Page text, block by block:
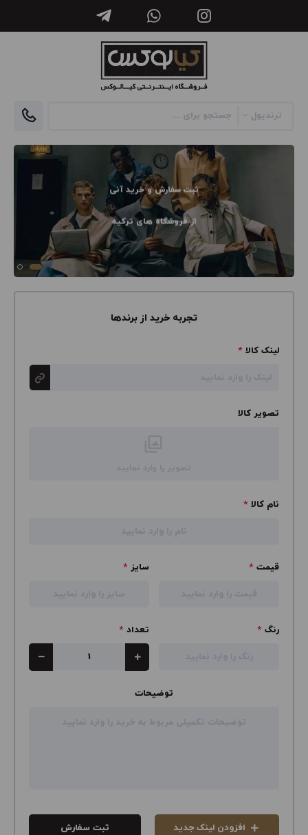
ثبت سفارش و خرید آنی
از فروشگاه های ترکیه
تجربه خرید از برندها
لینک کالا *
تصویر کالا
نام کالا *
قیمت * سایز *
رنگ * تعداد *
توضیحات
افزودن لینک جدید ثبت سفارش